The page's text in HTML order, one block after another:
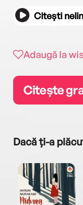
Citești
Adaugă la
Citește
Dacă ți-a